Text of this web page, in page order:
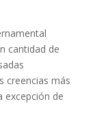
cantidad de
creencias más
excepción de